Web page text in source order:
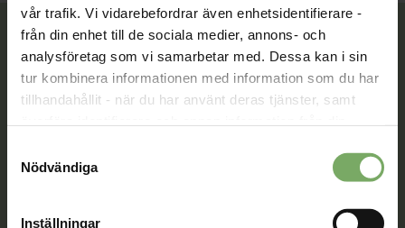
vår trafik. Vi vidarebefordrar även enhetsidentifierare -
från din enhet till de sociala medier, annons- och
analysföretag som vi samarbetar med. Dessa kan i sin
tur kombinera informationen med information som du har
tillhandahållit - när du har använt deras tjänster, samt
området. Du godkänner våra cookies vid fortsatt
Nödvändiga
Inställningar
Tillsammans rör vi oss framåt. Du är en viktig del
av vår rörelse.